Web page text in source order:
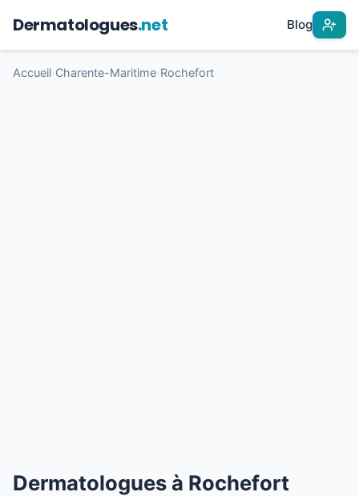
Dermatologues.net Blog
Accueil Charente-Maritime Rochefort
Dermatologues à Rochefort